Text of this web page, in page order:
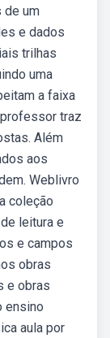
de um
e dados
trilhas
uma
a faixa
traz
Além
aos
Weblivro
coleção
leitura e
e campos
obras
e obras
ensino
aula por